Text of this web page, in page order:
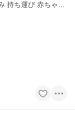
持ち運び 赤ちゃん